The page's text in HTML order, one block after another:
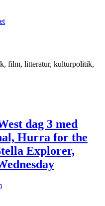
film, litteratur, kulturpolitik,
dag 3 med
Hurra for the
Explorer,